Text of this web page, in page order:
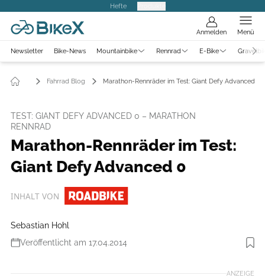
Hefte
Anmelden Menü
Newsletter Bike-News Mountainbike Rennrad E-Bike
Fahrrad Blog Marathon-Rennräder im Test: Giant Defy Advanced 0
TEST: GIANT DEFY ADVANCED 0 – MARATHON
RENNRAD
Marathon-Rennräder im Test:
Giant Defy Advanced 0
INHALT VON
Sebastian Hohl
Veröffentlicht am 17.04.2014
ANZEIGE